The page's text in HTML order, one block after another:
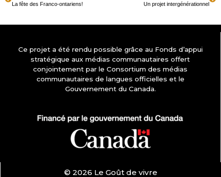
La fête des Franco-ontariens! Un projet intergénérationnel
Ce projet a été rendu possible grâce au Fonds d’appui
stratégique aux médias communautaires offert
conjointement par le Consortium des médias
communautaires de langues officielles et le
Gouvernement du Canada.
© 2026 Le Goût de vivre